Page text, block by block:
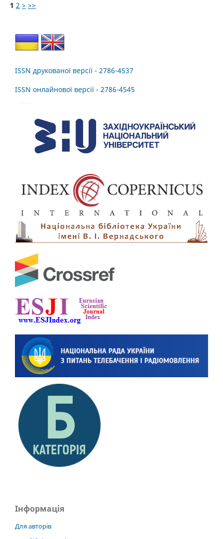
1 2 > >>
ISSN друкованої версії - 2786-4537
ISSN онлайнової версії - 2786-4545
Інформація
Для авторів